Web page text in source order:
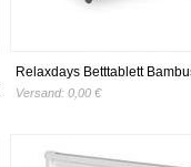
Relaxdays Betttablett
Beine, erhöhter Rand,
Versand: 0,00 €